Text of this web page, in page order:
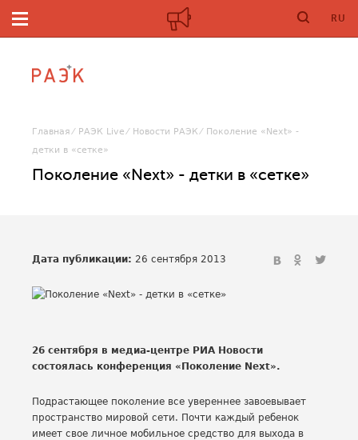
RU
Главная РАЭК Live Новости РАЭК
Поколение «Next» -
детки в «сетке»
Поколение «Next» - детки в «сетке»
Дата публикации: 26 сентября 2013
26 сентября в медиа-центре РИА Новости
состоялась конференция «Поколение Next».
Подрастающее поколение все увереннее завоевывает
пространство мировой сети. Почти каждый ребенок
имеет свое личное мобильное средство для выхода в